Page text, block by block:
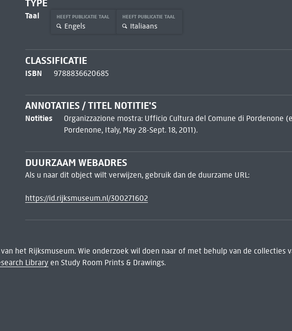
TYPE
Taal HEEFT PUBLICATIE TAAL
Engels
HEEFT PUBLICATIE TAAL
Italiaans
CLASSIFICATIE
ISBN 9788836620685
ANNOTATIES / TITEL NOTITIE'S
Notities
Organizzazione mostra: Ufficio Cultura del Comune di Pordenone
Pordenone, Italy, May 28-Sept. 18, 2011).
DUURZAAM WEBADRES
Als u naar dit object wilt verwijzen, gebruik dan de duurzame URL:
https://id.rijksmuseum.nl/300271602
het Rijksmuseum. Wie onderzoek wil doen naar of met behulp van de collecties
Libraryen Study Room Prints & Drawings.